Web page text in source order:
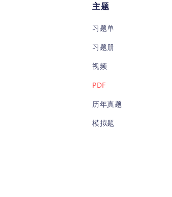
主题
习题单
习题册
视频
PDF
历年真题
模拟题